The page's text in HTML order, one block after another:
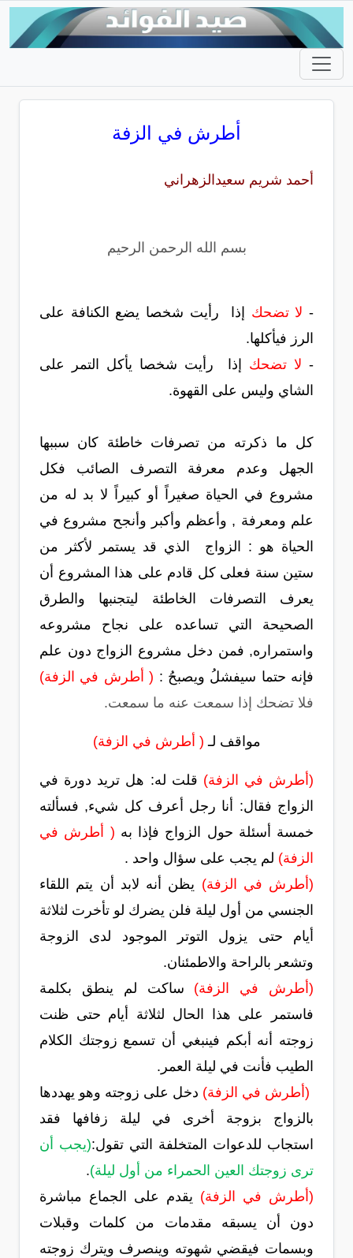
أطرش في الزفة
أحمد شريم سعيدالزهراني
بسم الله الرحمن الرحيم
- لا تضحك إذا رأيت شخصا يضع الكنافة على
الرز فيأكلها.
- لا تضحك إذا رأيت شخصا يأكل التمر على
الشاي وليس على القهوة.
كل ما ذكرته من تصرفات خاطئة كان سببها
الجهل وعدم معرفة التصرف الصائب فكل
مشروع في الحياة صغيراً أو كبيراً لا بد له من
علم ومعرفة , وأعظم وأكبر وأنجح مشروع في
الحياة هو : الزواج الذي قد يستمر لأكثر من
ستين سنة فعلى كل قادم على هذا المشروع أن
يعرف التصرفات الخاطئة ليتجنبها والطرق
الصحيحة التي تساعده على نجاح مشروعه
واستمراره, فمن دخل مشروع الزواج دون علم
فإنه حتما سيفشلُ ويصبحُ : ( أطرش في الزفة)
فلا تضحك إذا سمعت عنه ما سمعت.
مواقف لـ ( أطرش في الزفة)
(أطرش في الزفة) قلت له: هل تريد دورة في
الزواج فقال: أنا رجل أعرف كل شيء, فسألته
خمسة أسئلة حول الزواج فإذا به ( أطرش في
الزفة) لم يجب على سؤال واحد .
(أطرش في الزفة) يظن أنه لابد أن يتم اللقاء
الجنسي من أول ليلة فلن يضرك لو تأخرت لثلاثة
أيام حتى يزول التوتر الموجود لدى الزوجة
وتشعر بالراحة والاطمئنان.
(أطرش في الزفة) ساكت لم ينطق بكلمة
فاستمر على هذا الحال لثلاثة أيام حتى ظنت
زوجته أنه أبكم فينبغي أن تسمع زوجتك الكلام
الطيب فأنت في ليلة العمر.
(أطرش في الزفة) دخل على زوجته وهو يهددها
بالزواج بزوجة أخرى في ليلة زفافها فقد
استجاب للدعوات المتخلفة التي تقول:(يجب أن
ترى زوجتك العين الحمراء من أول ليلة).
(أطرش في الزفة) يقدم على الجماع مباشرة
دون أن يسبقه مقدمات من كلمات وقبلات
وبسمات فيقضي شهوته وينصرف ويترك زوجته